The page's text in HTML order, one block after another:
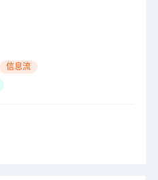
信息流